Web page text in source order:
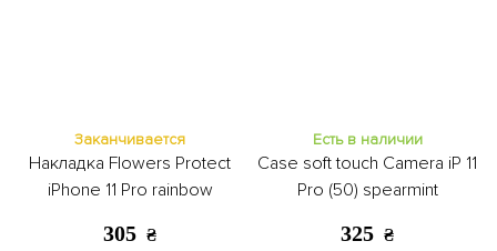
Заканчивается
Накладка Flowers Protect
iPhone 11 Pro rainbow
305 ₴
Есть в наличии
Case soft touch Camera iP 11
Pro (50) spearmint
325 ₴